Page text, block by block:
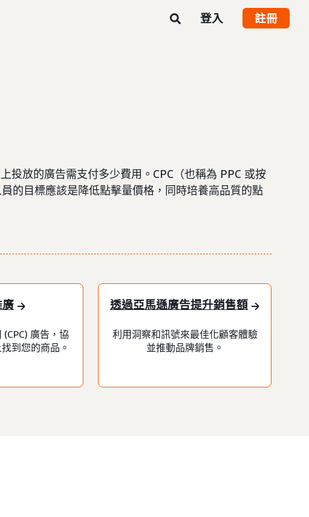
登入 註冊
投放的廣告需支付多少費用。CPC（也稱為 PPC 或按
的目標應該是降低點擊量價格，同時培養高品質的點
廣
廣告，協
到您的商品。
透過亞馬遜廣告提升銷售額
利用洞察和訊號來最佳化顧客體驗
並推動品牌銷售。